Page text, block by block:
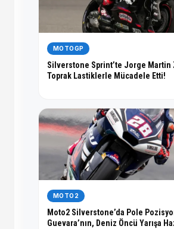
MOTOGP
Silverstone Sprint’te Jorge Martin
Toprak Lastiklerle Mücadele Etti!
MOTO2
Moto2 Silverstone’da Pole
Guevara’nın, Deniz Öncü Yarışa